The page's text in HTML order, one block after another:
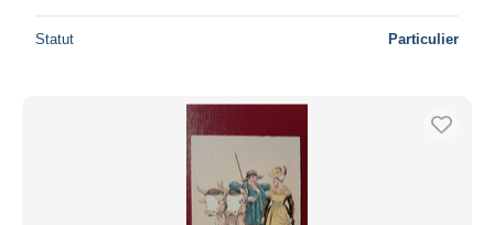
Statut Particulier